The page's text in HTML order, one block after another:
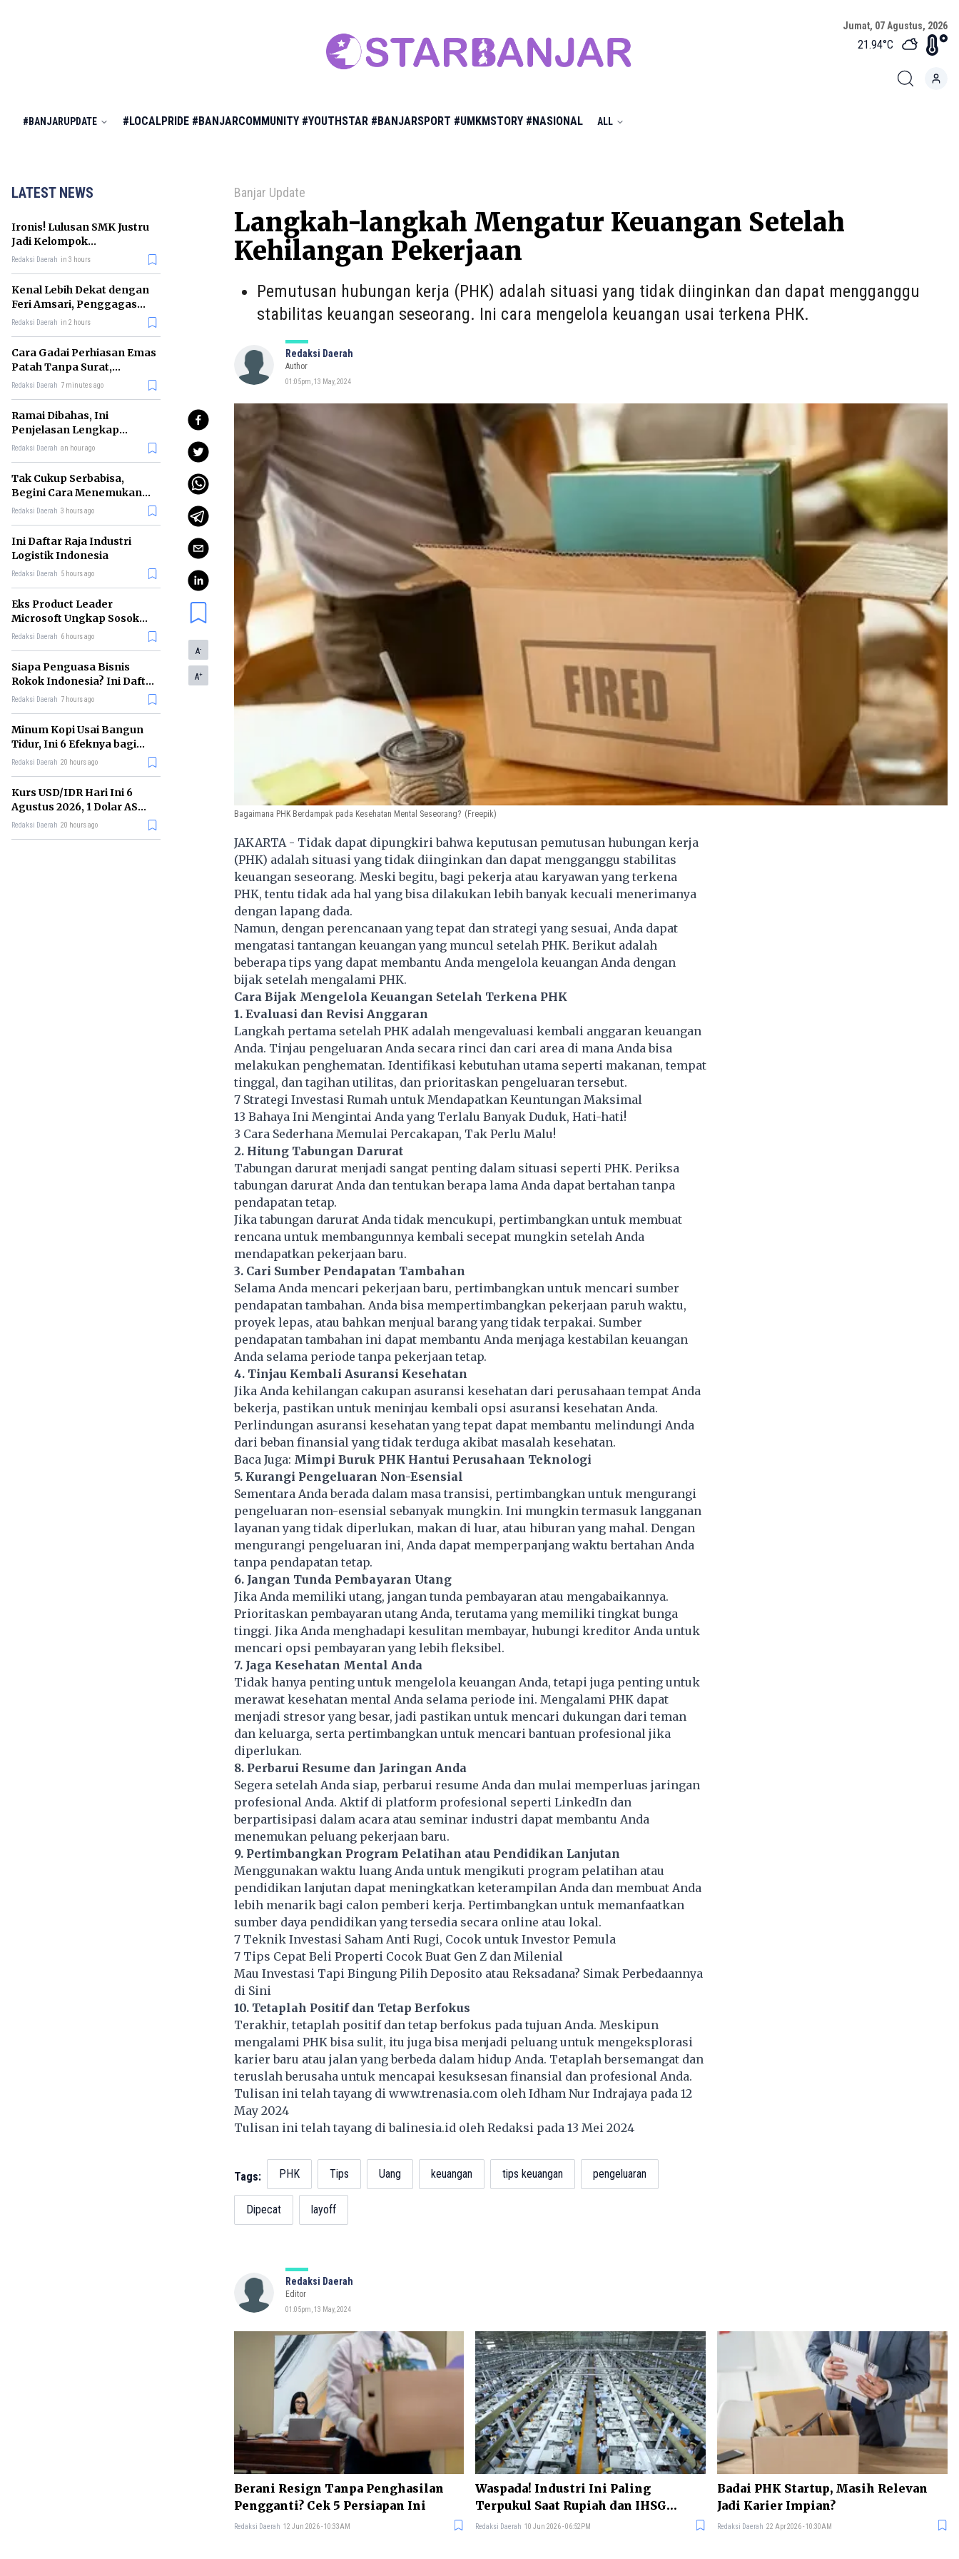
Jumat, 07 Agustus, 2026
21.94°C
#BANJARUPDATE #LOCALPRIDE #BANJARCOMMUNITY #YOUTHSTAR #BANJARSPORT #UMKMSTORY #NASIONAL ALL
LATEST NEWS
Ironis! Lulusan SMK Justru
Jadi Kelompok
Pengangguran Terbanyak
Redaksi Daerah in 3 hours
Kenal Lebih Dekat dengan
Feri Amsari, Penggagas
Kabinet Bayangan
Redaksi Daerah in 2 hours
Cara Gadai Perhiasan Emas
Patah Tanpa Surat,
Ternyata Tetap Bisa!
Redaksi Daerah 7 minutes ago
Ramai Dibahas, Ini
Penjelasan Lengkap
tentang Konsep Kabinet
Redaksi Daerah an hour ago
Tak Cukup Serbabisa,
Begini Cara Menemukan
'Spike' agar CV Dilirik HR
Redaksi Daerah 3 hours ago
Ini Daftar Raja Industri
Logistik Indonesia
Redaksi Daerah 5 hours ago
Eks Product Leader
Microsoft Ungkap Sosok
yang Paling Cocok
Redaksi Daerah 6 hours ago
Siapa Penguasa Bisnis
Rokok Indonesia? Ini Daftar
Perusahaan Terbesarnya
Redaksi Daerah 7 hours ago
Minum Kopi Usai Bangun
Tidur, Ini 6 Efeknya bagi
Kesehatan Tubuh
Redaksi Daerah 20 hours ago
Kurs USD/IDR Hari Ini 6
Agustus 2026, 1 Dolar AS
Kini Berapa Rupiah?
Redaksi Daerah 20 hours ago
Banjar Update
Langkah-langkah Mengatur Keuangan Setelah
Kehilangan Pekerjaan
Pemutusan hubungan kerja (PHK) adalah situasi yang tidak diinginkan dan dapat mengganggu
stabilitas keuangan seseorang. Ini cara mengelola keuangan usai terkena PHK.
Redaksi Daerah
Author
01:05pm, 13 May, 2024
A-
A+
Bagaimana PHK Berdampak pada Kesehatan Mental Seseorang? (Freepik)
JAKARTA - Tidak dapat dipungkiri bahwa keputusan pemutusan hubungan kerja
(PHK) adalah situasi yang tidak diinginkan dan dapat mengganggu stabilitas
keuangan seseorang. Meski begitu, bagi pekerja atau karyawan yang terkena
PHK, tentu tidak ada hal yang bisa dilakukan lebih banyak kecuali menerimanya
dengan lapang dada.
Namun, dengan perencanaan yang tepat dan strategi yang sesuai, Anda dapat
mengatasi tantangan keuangan yang muncul setelah PHK. Berikut adalah
beberapa tips yang dapat membantu Anda mengelola keuangan Anda dengan
bijak setelah mengalami PHK.
Cara Bijak Mengelola Keuangan Setelah Terkena PHK
1. Evaluasi dan Revisi Anggaran
Langkah pertama setelah PHK adalah mengevaluasi kembali anggaran keuangan
Anda. Tinjau pengeluaran Anda secara rinci dan cari area di mana Anda bisa
melakukan penghematan. Identifikasi kebutuhan utama seperti makanan, tempat
tinggal, dan tagihan utilitas, dan prioritaskan pengeluaran tersebut.
7 Strategi Investasi Rumah untuk Mendapatkan Keuntungan Maksimal
13 Bahaya Ini Mengintai Anda yang Terlalu Banyak Duduk, Hati-hati!
3 Cara Sederhana Memulai Percakapan, Tak Perlu Malu!
2. Hitung Tabungan Darurat
Tabungan darurat menjadi sangat penting dalam situasi seperti PHK. Periksa
tabungan darurat Anda dan tentukan berapa lama Anda dapat bertahan tanpa
pendapatan tetap.
Jika tabungan darurat Anda tidak mencukupi, pertimbangkan untuk membuat
rencana untuk membangunnya kembali secepat mungkin setelah Anda
mendapatkan pekerjaan baru.
3. Cari Sumber Pendapatan Tambahan
Selama Anda mencari pekerjaan baru, pertimbangkan untuk mencari sumber
pendapatan tambahan. Anda bisa mempertimbangkan pekerjaan paruh waktu,
proyek lepas, atau bahkan menjual barang yang tidak terpakai. Sumber
pendapatan tambahan ini dapat membantu Anda menjaga kestabilan keuangan
Anda selama periode tanpa pekerjaan tetap.
4. Tinjau Kembali Asuransi Kesehatan
Jika Anda kehilangan cakupan asuransi kesehatan dari perusahaan tempat Anda
bekerja, pastikan untuk meninjau kembali opsi asuransi kesehatan Anda.
Perlindungan asuransi kesehatan yang tepat dapat membantu melindungi Anda
dari beban finansial yang tidak terduga akibat masalah kesehatan.
Baca Juga: Mimpi Buruk PHK Hantui Perusahaan Teknologi
5. Kurangi Pengeluaran Non-Esensial
Sementara Anda berada dalam masa transisi, pertimbangkan untuk mengurangi
pengeluaran non-esensial sebanyak mungkin. Ini mungkin termasuk langganan
layanan yang tidak diperlukan, makan di luar, atau hiburan yang mahal. Dengan
mengurangi pengeluaran ini, Anda dapat memperpanjang waktu bertahan Anda
tanpa pendapatan tetap.
6. Jangan Tunda Pembayaran Utang
Jika Anda memiliki utang, jangan tunda pembayaran atau mengabaikannya.
Prioritaskan pembayaran utang Anda, terutama yang memiliki tingkat bunga
tinggi. Jika Anda menghadapi kesulitan membayar, hubungi kreditor Anda untuk
mencari opsi pembayaran yang lebih fleksibel.
7. Jaga Kesehatan Mental Anda
Tidak hanya penting untuk mengelola keuangan Anda, tetapi juga penting untuk
merawat kesehatan mental Anda selama periode ini. Mengalami PHK dapat
menjadi stresor yang besar, jadi pastikan untuk mencari dukungan dari teman
dan keluarga, serta pertimbangkan untuk mencari bantuan profesional jika
diperlukan.
8. Perbarui Resume dan Jaringan Anda
Segera setelah Anda siap, perbarui resume Anda dan mulai memperluas jaringan
profesional Anda. Aktif di platform profesional seperti LinkedIn dan
berpartisipasi dalam acara atau seminar industri dapat membantu Anda
menemukan peluang pekerjaan baru.
9. Pertimbangkan Program Pelatihan atau Pendidikan Lanjutan
Menggunakan waktu luang Anda untuk mengikuti program pelatihan atau
pendidikan lanjutan dapat meningkatkan keterampilan Anda dan membuat Anda
lebih menarik bagi calon pemberi kerja. Pertimbangkan untuk memanfaatkan
sumber daya pendidikan yang tersedia secara online atau lokal.
7 Teknik Investasi Saham Anti Rugi, Cocok untuk Investor Pemula
7 Tips Cepat Beli Properti Cocok Buat Gen Z dan Milenial
Mau Investasi Tapi Bingung Pilih Deposito atau Reksadana? Simak Perbedaannya
di Sini
10. Tetaplah Positif dan Tetap Berfokus
Terakhir, tetaplah positif dan tetap berfokus pada tujuan Anda. Meskipun
mengalami PHK bisa sulit, itu juga bisa menjadi peluang untuk mengeksplorasi
karier baru atau jalan yang berbeda dalam hidup Anda. Tetaplah bersemangat dan
teruslah berusaha untuk mencapai kesuksesan finansial dan profesional Anda.
Tulisan ini telah tayang di www.trenasia.comoleh Idham Nur Indrajaya pada 12
May 2024
Tulisan ini telah tayang dibalinesia.idoleh Redaksi pada 13 Mei 2024
Tags: PHK Tips Uang keuangan tips keuangan pengeluaran
Dipecat layoff
Redaksi Daerah
Editor
01:05pm, 13 May, 2024
Berani Resign Tanpa Penghasilan
Pengganti? Cek 5 Persiapan Ini
Redaksi Daerah 12 Jun 2026 - 10:33AM
Waspada! Industri Ini Paling
Terpukul Saat Rupiah dan IHSG
Tertekan
Redaksi Daerah 10 Jun 2026 - 06:52PM
Badai PHK Startup, Masih Relevan
Jadi Karier Impian?
Redaksi Daerah 22 Apr 2026 - 10:30AM